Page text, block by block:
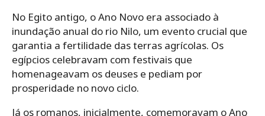
No Egito antigo, o Ano Novo era associado à
inundação anual do rio Nilo, um evento crucial que
garantia a fertilidade das terras agrícolas. Os
egípcios celebravam com festivais que
homenageavam os deuses e pediam por
prosperidade no novo ciclo.
Já os romanos, inicialmente, comemoravam o Ano